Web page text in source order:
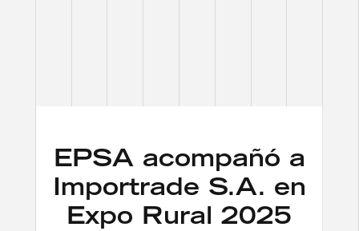
EPSA acompañó a
Importrade S.A. en
Expo Rural 2025